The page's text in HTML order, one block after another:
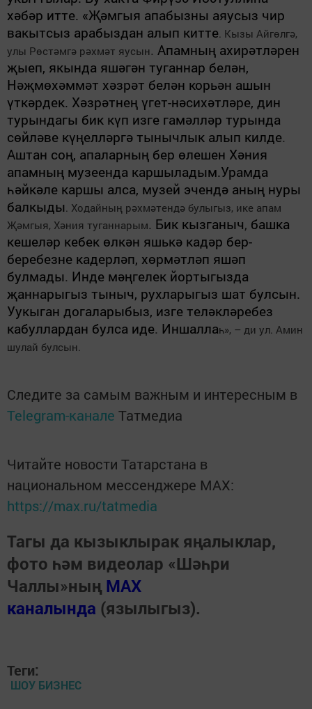
хәбәр итте. «Җәмгыя апабызны аяусыз чир
вакытсыз арабыздан алып китте. Кызы Айгөлгә,
улы Рөстәмгә рәхмәт яусын. Апамның ахирәтләрен
җыеп, якында яшәгән туганнар белән,
Нәҗмөхәммәт хәзрәт белән корьән ашын
үткәрдек. Хәзрәтнең үгет-нәсихәтләре, дин
турындагы бик күп изге гамәлләр турында
сөйләве күңелләргә тынычлык алып килде.
Аштан соң, апаларның бер өлешен Хәния
апамның музеенда каршыладым.Урамда
һәйкәле каршы алса, музей эчендә аның нуры
балкыды. Ходайның рәхмәтендә булыгыз, ике апам
Җәмгыя, Хәния туганнарым. Бик кызганыч, башка
кешеләр кебек өлкән яшькә кадәр бер-
беребезне кадерләп, хөрмәтләп яшәп
булмады. Инде мәңгелек йортыгызда
җаннарыгыз тыныч, рухларыгыз шат булсын.
Уукыган догаларыбыз, изге теләкләребез
кабуллардан булса иде. Иншаллаһ», – ди ул. Амин
шулай булсын.
Следите за самым важным и интересным в
Telegram-канале Татмедиа
Читайте новости Татарстана в
национальном мессенджере MАХ:
https://max.ru/tatmedia
Тагы да кызыклырак яңалыклар,
фото һәм видеолар «Шәһри
Чаллы»ның MAX
каналында (язылыгыз).
Теги:
ШОУ БИЗНЕС